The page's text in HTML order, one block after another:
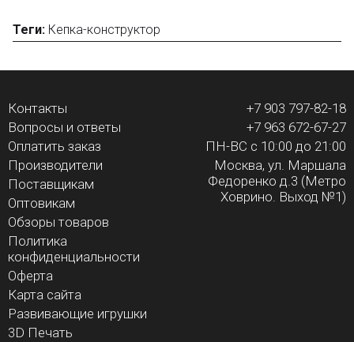
Теги: Кепка-конструктор
Контакты
Вопросы и ответы
Оплатить заказ
Производители
Поставщикам
Оптовикам
Обзоры товаров
Политика
конфиденциальности
Оферта
Карта сайта
Развивающие игрушки
3D Печать
+7 903 797-82-18
+7 963 672-67-27
ПН-ВС с 10:00 до 21:00
Москва, ул. Маршала
Федоренко д.3 (Метро
Ховрино. Выход №1)